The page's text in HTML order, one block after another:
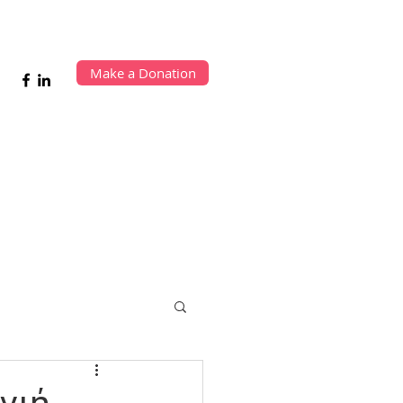
Make a Donation